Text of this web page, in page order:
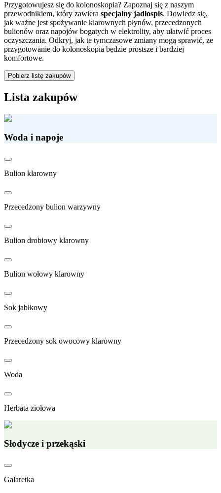
Przygotowujesz się do kolonoskopia? Zapoznaj się z naszym
przewodnikiem, który zawiera specjalny jadłospis. Dowiedz się,
jak ważne jest spożywanie klarownych płynów, przecedzonych
bulionów oraz napojów bogatych w elektrolity, aby ułatwić proces
oczyszczania. Odkryj, jak te tymczasowe zmiany mogą sprawić, że
przygotowanie do kolonoskopia będzie prostsze i bardziej
komfortowe.
Pobierz listę zakupów
Lista zakupów
Woda i napoje
Bulion klarowny
Przecedzony bulion warzywny
Bulion drobiowy klarowny
Bulion wołowy klarowny
Sok jabłkowy
Przecedzony sok owocowy klarowny
Woda
Herbata ziołowa
Słodycze i przekąski
Galaretka